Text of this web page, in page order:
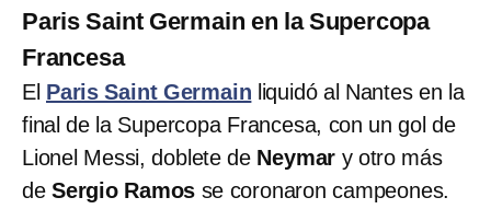
Paris Saint Germain en la Supercopa
Francesa
El Paris Saint Germain liquidó al Nantes en la
final de la Supercopa Francesa, con un gol de
Lionel Messi, doblete de Neymar y otro más
de Sergio Ramos se coronaron campeones.